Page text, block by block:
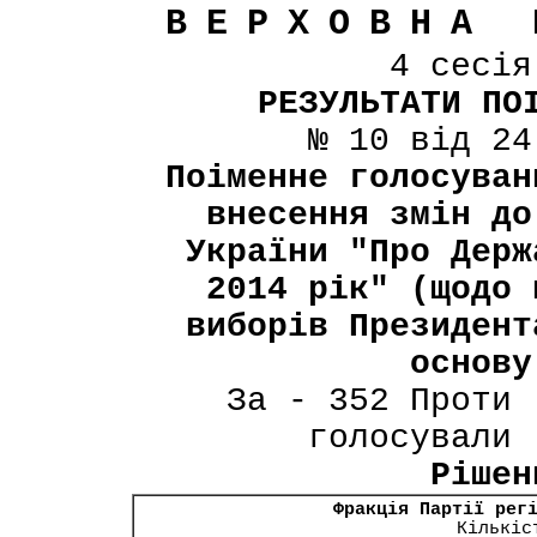
ВЕРХОВНА
4
РЕЗУЛЬТАТИ
№ 10 від
Поіменне
внесення змін
України "Про
2014 рік" (щодо
виборів
За - 352 Проти
Фракція Партії